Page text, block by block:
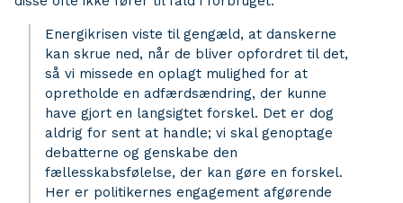
Energikrisen viste til gengæld, at danskerne
kan skrue ned, når de bliver opfordret til det,
så vi missede en oplagt mulighed for at
opretholde en adfærdsændring, der kunne
have gjort en langsigtet forskel. Det er dog
aldrig for sent at handle; vi skal genoptage
debatterne og genskabe den
fællesskabsfølelse, der kan gøre en forskel.
Her er politikernes engagement afgørende